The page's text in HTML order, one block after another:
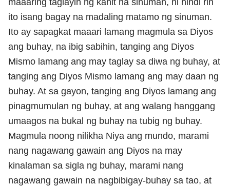
ito isang bagay na madaling matamo ng sinuman.
Ito ay sapagkat maaari lamang magmula sa Diyos
ang buhay, na ibig sabihin, tanging ang Diyos
Mismo lamang ang may taglay sa diwa ng buhay, at
tanging ang Diyos Mismo lamang ang may daan ng
buhay. At sa gayon, tanging ang Diyos lamang ang
pinagmumulan ng buhay, at ang walang hanggang
umaagos na bukal ng buhay na tubig ng buhay.
Magmula noong nilikha Niya ang mundo, marami
nang nagawang gawain ang Diyos na may
kinalaman sa sigla ng buhay, marami nang
nagawang gawain na nagbibigay-buhay sa tao, at